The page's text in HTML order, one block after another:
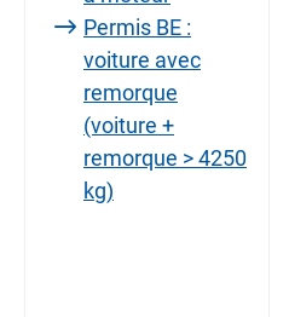
Permis BE :
voiture avec
remorque
(voiture +
remorque > 4250
kg)